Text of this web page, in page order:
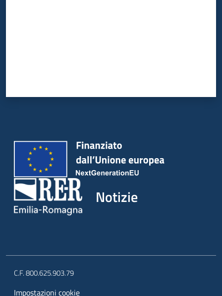
Notizie
C.F. 800.625.903.79
Impostazioni cookie